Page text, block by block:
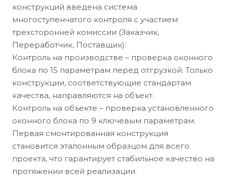
конструкций введена система
многоступенчатого контроля с участием
трехсторонней комиссии (Заказчик,
Переработчик, Поставщик):
Контроль на производстве – проверка оконного
блока по 15 параметрам перед отгрузкой. Только
конструкции, соответствующие стандартам
качества, направляются на объект.
Контроль на объекте – проверка установленного
оконного блока по 9 ключевым параметрам.
Первая смонтированная конструкция
становится эталонным образцом для всего
проекта, что гарантирует стабильное качество на
протяжении всей реализации.